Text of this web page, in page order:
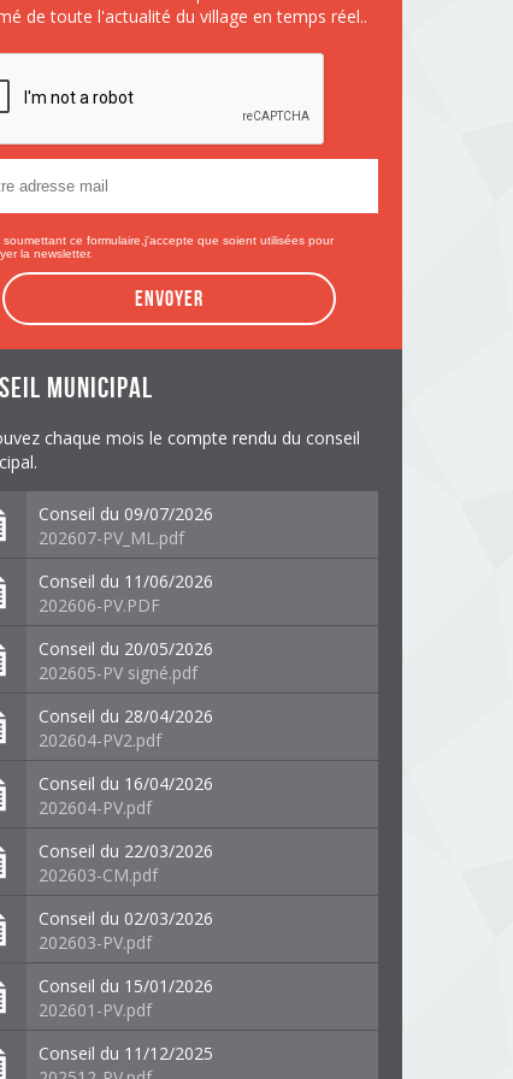
de toute l'actualité du village en temps réel..
soumettant ce formulaire,j'accepte que soient utilisées pour
la newsletter.
Envoyer
municipal
chaque mois le compte rendu du conseil
Conseil du 09/07/2026
202607-PV_ML.pdf
Conseil du 11/06/2026
202606-PV.PDF
Conseil du 20/05/2026
202605-PV signé.pdf
Conseil du 28/04/2026
202604-PV2.pdf
Conseil du 16/04/2026
202604-PV.pdf
Conseil du 22/03/2026
202603-CM.pdf
Conseil du 02/03/2026
202603-PV.pdf
Conseil du 15/01/2026
202601-PV.pdf
Conseil du 11/12/2025